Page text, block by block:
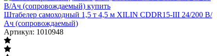
Штабелер самоходный 1,5 т 4,5 м XILIN CDDR15-III 24/200 В/
Ач (сопровождаемый)
Артикул: 1010948